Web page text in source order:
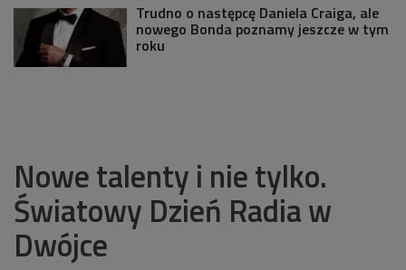
Trudno o następcę Daniela Craiga, ale
nowego Bonda poznamy jeszcze w tym
roku
Nowe talenty i nie tylko.
Światowy Dzień Radia w
Dwójce